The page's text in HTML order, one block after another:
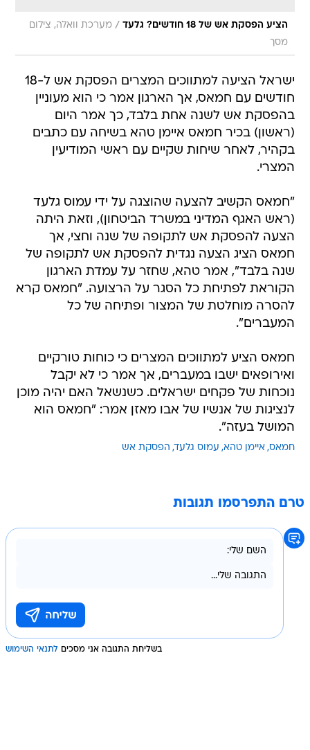
הציע הפסקת אש של 18 חודשים? גלעד / מערכת וואלה, צילום
מסך
ישראל הציעה למתווכים המצרים הפסקת אש ל-18
חודשים עם חמאס, אך הארגון אמר כי הוא מעוניין
בהפסקת אש לשנה אחת בלבד, כך אמר היום
(ראשון) בכיר חמאס איימן טהא בשיחה עם כתבים
בקהיר, לאחר שיחות שקיים עם ראשי המודיעין
המצרי.
"חמאס הקשיב להצעה שהוצגה על ידי עמוס גלעד
(ראש האגף המדיני במשרד הביטחון), וזאת היתה
הצעה להפסקת אש לתקופה של שנה וחצי, אך
חמאס הציג הצעה נגדית להפסקת אש לתקופה של
שנה בלבד", אמר טהא, שחזר על עמדת הארגון
הקוראת לפתיחת כל הסגר על הרצועה. "חמאס קרא
להסרה מוחלטת של המצור ופתיחה של כל
המעברים".
חמאס הציע למתווכים המצרים כי כוחות טורקיים
ואירופאים ישבו במעברים, אך אמר כי לא יקבל
נוכחות של פקחים ישראלים. כשנשאל האם יהיה מוכן
לנציגות של אנשיו של אבו מאזן אמר: "חמאס הוא
המושל בעזה".
חמאס איימן טהא עמוס גלעד הפסקת אש
טרם התפרסמו תגובות
בשליחת התגובה אני מסכים לתנאי השימוש